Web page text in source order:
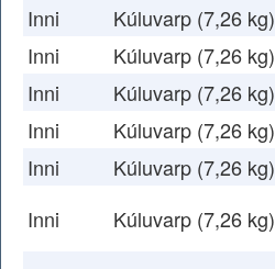
Inni
Kúluvarp (7,26 kg)
Inni
Kúluvarp (7,26 kg)
Inni
Kúluvarp (7,26 kg)
Inni
Kúluvarp (7,26 kg)
Inni
Kúluvarp (7,26 kg)
Inni
Kúluvarp (7,26 kg)